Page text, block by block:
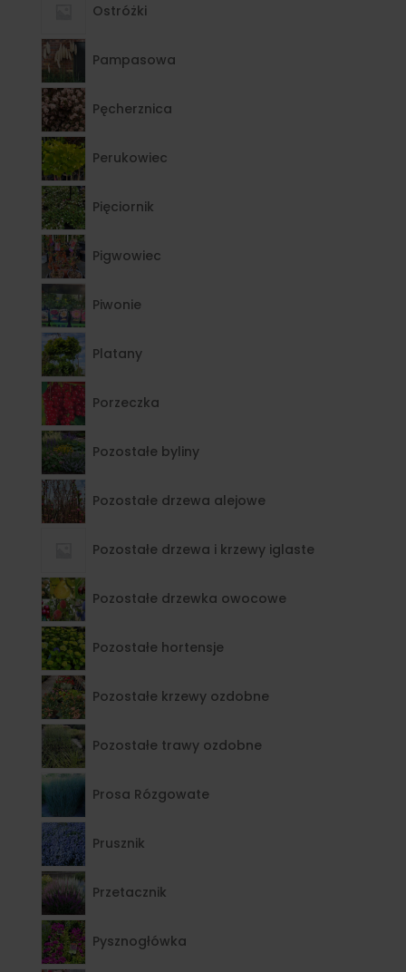
Ostróżki
Pampasowa
Pęcherznica
Perukowiec
Pięciornik
Pigwowiec
Piwonie
Platany
Porzeczka
Pozostałe byliny
Pozostałe drzewa alejowe
Pozostałe drzewa i krzewy iglaste
Pozostałe drzewka owocowe
Pozostałe hortensje
Pozostałe krzewy ozdobne
Pozostałe trawy ozdobne
Prosa Rózgowate
Prusznik
Przetacznik
Pysznogłówka